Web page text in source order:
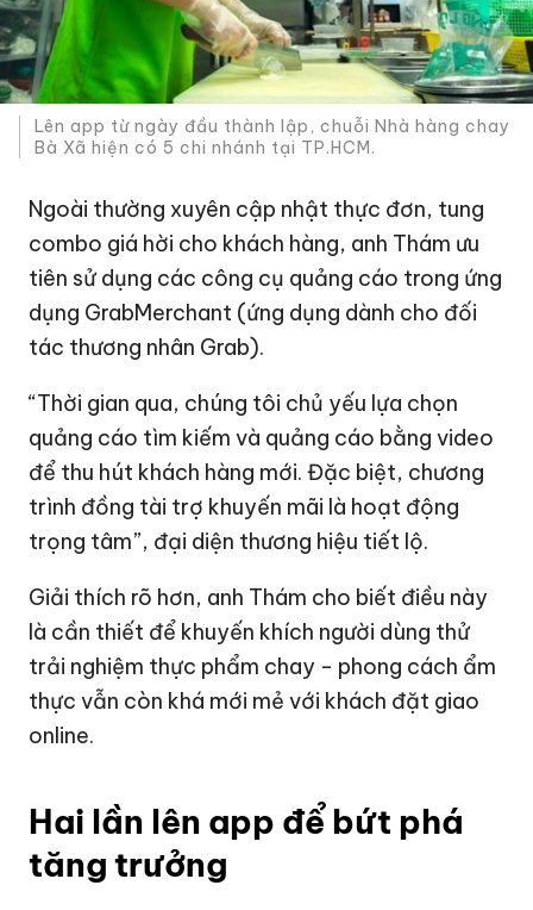
Lên app từ ngày đầu thành lập, chuỗi Nhà hàng chay
Bà Xã hiện có 5 chi nhánh tại TP.HCM.
Ngoài thường xuyên cập nhật thực đơn, tung
combo giá hời cho khách hàng, anh Thám ưu
tiên sử dụng các công cụ quảng cáo trong ứng
dụng GrabMerchant (ứng dụng dành cho đối
tác thương nhân Grab).
“Thời gian qua, chúng tôi chủ yếu lựa chọn
quảng cáo tìm kiếm và quảng cáo bằng video
để thu hút khách hàng mới. Đặc biệt, chương
trình đồng tài trợ khuyến mãi là hoạt động
trọng tâm”, đại diện thương hiệu tiết lộ.
Giải thích rõ hơn, anh Thám cho biết điều này
là cần thiết để khuyến khích người dùng thử
trải nghiệm thực phẩm chay - phong cách ẩm
thực vẫn còn khá mới mẻ với khách đặt giao
online.
Hai lần lên app để bứt phá
tăng trưởng